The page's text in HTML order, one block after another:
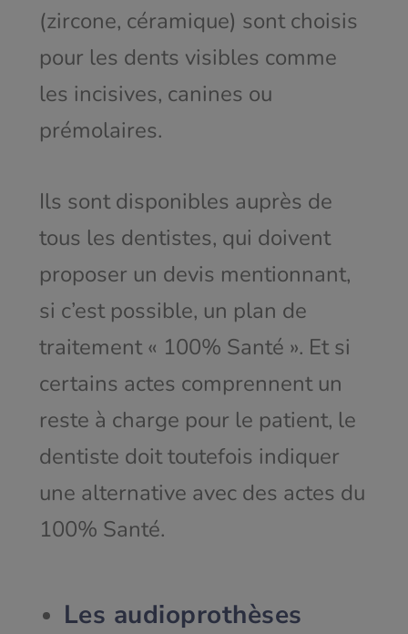
(zircone, céramique) sont choisis
pour les dents visibles comme
les incisives, canines ou
prémolaires.
Ils sont disponibles auprès de
tous les dentistes, qui doivent
proposer un devis mentionnant,
si c’est possible, un plan de
traitement « 100% Santé ». Et si
certains actes comprennent un
reste à charge pour le patient, le
dentiste doit toutefois indiquer
une alternative avec des actes du
100% Santé.
Les audioprothèses